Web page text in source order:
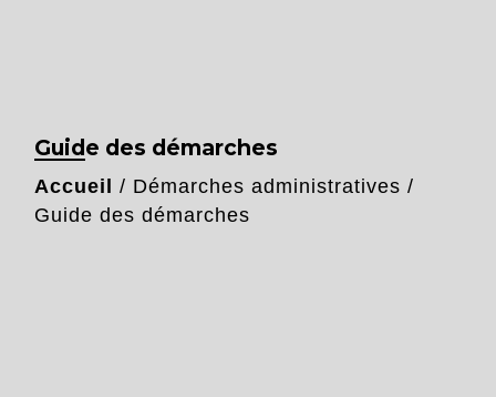
Guide des démarches
Accueil / Démarches administratives /
Guide des démarches